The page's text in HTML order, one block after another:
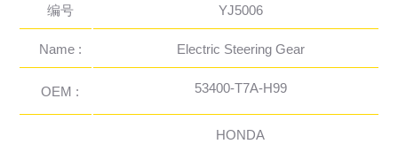
编号 YJ5006
Name : Electric Steering Gear
OEM : 53400-T7A-H99
HONDA